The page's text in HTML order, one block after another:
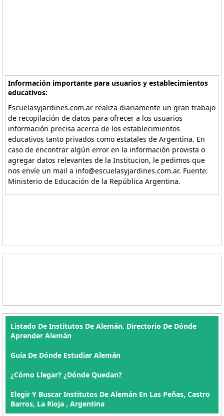
Información importante para usuarios y establecimientos
educativos:
Escuelasyjardines.com.ar realiza diariamente un gran trabajo
de recopilación de datos para ofrecer a los usuarios
información precisa acerca de los establecimientos
educativos tanto privados como estatales de Argentina. En
caso de encontrar algún error en la información provista o
agregar datos relevantes de la Institucion, le pedimos que
nos envíe un mail a info@escuelasyjardines.com.ar. Fuente:
Ministerio de Educación de la República Argentina.
Listado De Institutos De Alemán. Directorio De Dónde
Aprender Alemán
Guía De Dónde Estudiar Alemán
¿Cómo Llegar? ¿Dónde Quedan?
Elegir Y Buscar Institutos De Alemán En Las Peñas, Castro
Barros, La Rioja , Argentina